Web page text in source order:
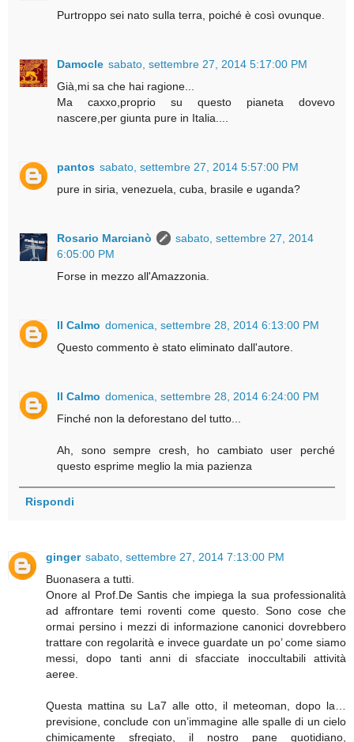
Purtroppo sei nato sulla terra, poiché è così ovunque.
Damocle sabato, settembre 27, 2014 5:17:00 PM
Già,mi sa che hai ragione...
Ma caxxo,proprio su questo pianeta dovevo
nascere,per giunta pure in Italia....
pantos sabato, settembre 27, 2014 5:57:00 PM
pure in siria, venezuela, cuba, brasile e uganda?
Rosario Marcianò
sabato, settembre 27, 2014
6:05:00 PM
Forse in mezzo all'Amazzonia.
Il Calmo domenica, settembre 28, 2014 6:13:00 PM
Questo commento è stato eliminato dall'autore.
Il Calmo domenica, settembre 28, 2014 6:24:00 PM
Finché non la deforestano del tutto...
Ah, sono sempre cresh, ho cambiato user perché
questo esprime meglio la mia pazienza
Rispondi
ginger sabato, settembre 27, 2014 7:13:00 PM
Buonasera a tutti.
Onore al Prof.De Santis che impiega la sua professionalità
ad affrontare temi roventi come questo. Sono cose che
ormai persino i mezzi di informazione canonici dovrebbero
trattare con regolarità e invece guardate un po’ come siamo
messi, dopo tanti anni di sfacciate inoccultabili attività
aeree.
Questa mattina su La7 alle otto, il meteoman, dopo la…
previsione, conclude con un’immagine alle spalle di un cielo
chimicamente sfregiato, il nostro pane quotidiano,